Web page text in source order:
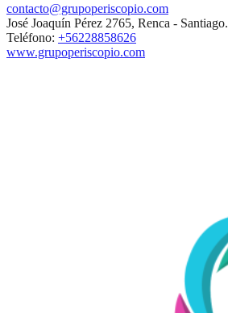
contacto@grupoperiscopio.com
José Joaquín Pérez 2765, Renca - Santiago.
Teléfono: +56228858626
www.grupoperiscopio.com